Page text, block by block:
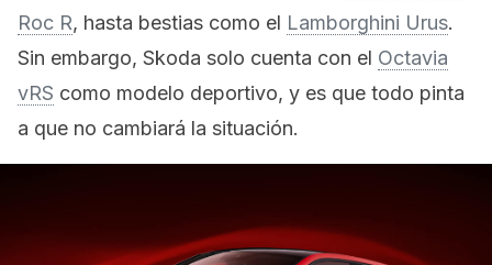
Roc R, hasta bestias como el Lamborghini Urus.
Sin embargo, Skoda solo cuenta con el Octavia
vRS como modelo deportivo, y es que todo pinta
a que no cambiará la situación.